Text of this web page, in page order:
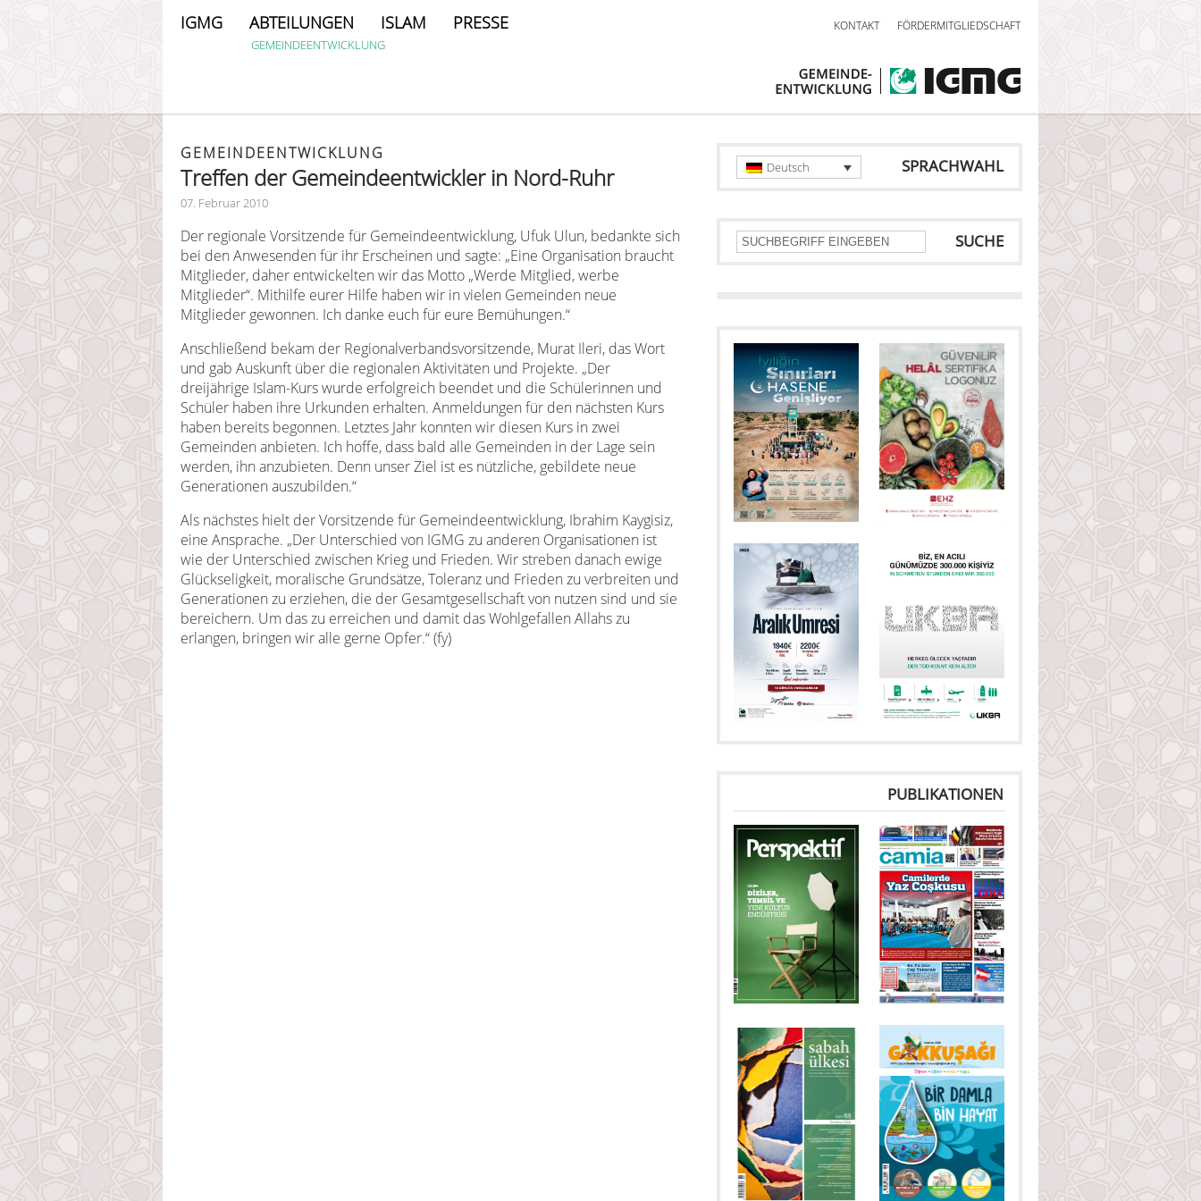
IGMG ABTEILUNGEN ISLAM PRESSE
GEMEINDEENTWICKLUNG
KONTAKT FÖRDERMITGLIEDSCHAFT
GEMEINDEENTWICKLUNG
Treffen der Gemeindeentwickler in Nord-Ruhr
07. Februar 2010
Der regionale Vorsitzende für Gemeindeentwicklung, Ufuk Ulun, bedankte sich
bei den Anwesenden für ihr Erscheinen und sagte: „Eine Organisation braucht
Mitglieder, daher entwickelten wir das Motto „Werde Mitglied, werbe
Mitglieder“. Mithilfe eurer Hilfe haben wir in vielen Gemeinden neue
Mitglieder gewonnen. Ich danke euch für eure Bemühungen.“
Anschließend bekam der Regionalverbandsvorsitzende, Murat Ileri, das Wort
und gab Auskunft über die regionalen Aktivitäten und Projekte. „Der
dreijährige Islam-Kurs wurde erfolgreich beendet und die Schülerinnen und
Schüler haben ihre Urkunden erhalten. Anmeldungen für den nächsten Kurs
haben bereits begonnen. Letztes Jahr konnten wir diesen Kurs in zwei
Gemeinden anbieten. Ich hoffe, dass bald alle Gemeinden in der Lage sein
werden, ihn anzubieten. Denn unser Ziel ist es nützliche, gebildete neue
Generationen auszubilden.“
Als nächstes hielt der Vorsitzende für Gemeindeentwicklung, Ibrahim Kaygisiz,
eine Ansprache. „Der Unterschied von IGMG zu anderen Organisationen ist
wie der Unterschied zwischen Krieg und Frieden. Wir streben danach ewige
Glückseligkeit, moralische Grundsätze, Toleranz und Frieden zu verbreiten und
Generationen zu erziehen, die der Gesamtgesellschaft von nutzen sind und sie
bereichern. Um das zu erreichen und damit das Wohlgefallen Allahs zu
erlangen, bringen wir alle gerne Opfer.“ (fy)
SPRACHWAHL
Deutsch
SUCHE
PUBLIKATIONEN